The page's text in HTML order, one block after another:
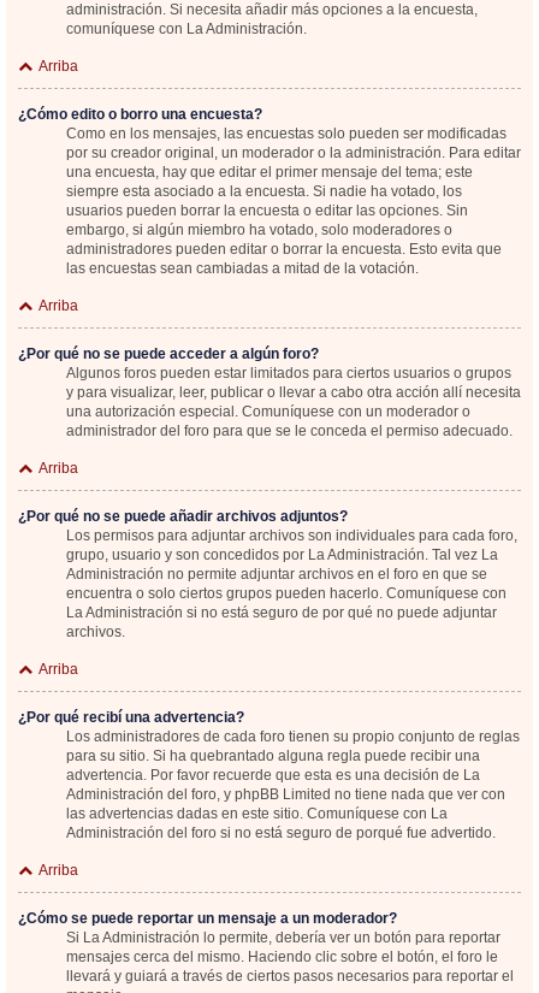
administración. Si necesita añadir más opciones a la encuesta,
comuníquese con La Administración.
Arriba
¿Cómo edito o borro una encuesta?
Como en los mensajes, las encuestas solo pueden ser modificadas
por su creador original, un moderador o la administración. Para editar
una encuesta, hay que editar el primer mensaje del tema; este
siempre esta asociado a la encuesta. Si nadie ha votado, los
usuarios pueden borrar la encuesta o editar las opciones. Sin
embargo, si algún miembro ha votado, solo moderadores o
administradores pueden editar o borrar la encuesta. Esto evita que
las encuestas sean cambiadas a mitad de la votación.
Arriba
¿Por qué no se puede acceder a algún foro?
Algunos foros pueden estar limitados para ciertos usuarios o grupos
y para visualizar, leer, publicar o llevar a cabo otra acción allí necesita
una autorización especial. Comuníquese con un moderador o
administrador del foro para que se le conceda el permiso adecuado.
Arriba
¿Por qué no se puede añadir archivos adjuntos?
Los permisos para adjuntar archivos son individuales para cada foro,
grupo, usuario y son concedidos por La Administración. Tal vez La
Administración no permite adjuntar archivos en el foro en que se
encuentra o solo ciertos grupos pueden hacerlo. Comuníquese con
La Administración si no está seguro de por qué no puede adjuntar
archivos.
Arriba
¿Por qué recibí una advertencia?
Los administradores de cada foro tienen su propio conjunto de reglas
para su sitio. Si ha quebrantado alguna regla puede recibir una
advertencia. Por favor recuerde que esta es una decisión de La
Administración del foro, y phpBB Limited no tiene nada que ver con
las advertencias dadas en este sitio. Comuníquese con La
Administración del foro si no está seguro de porqué fue advertido.
Arriba
¿Cómo se puede reportar un mensaje a un moderador?
Si La Administración lo permite, debería ver un botón para reportar
mensajes cerca del mismo. Haciendo clic sobre el botón, el foro le
llevará y guiará a través de ciertos pasos necesarios para reportar el